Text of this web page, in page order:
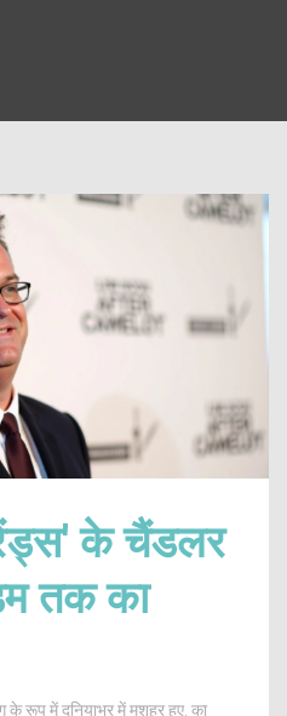
के चैंडलर
तक का
रूप में दुनियाभर में मशहूर हुए, का